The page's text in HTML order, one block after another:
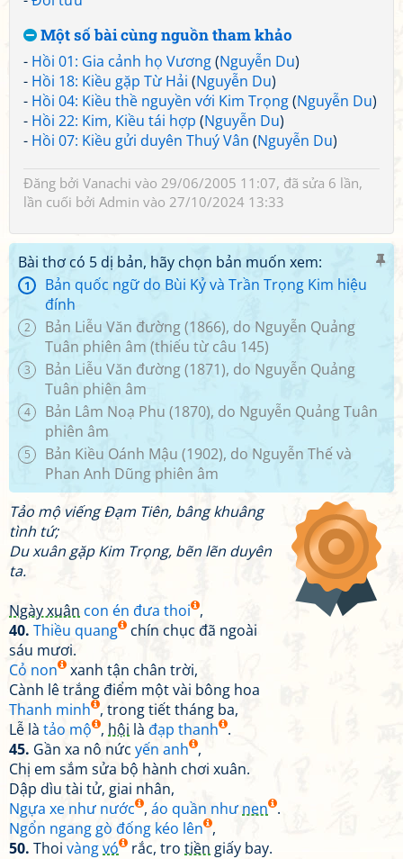
Một số bài cùng nguồn tham khảo
- Hồi 01: Gia cảnh họ Vương(Nguyễn Du)
- Hồi 18: Kiều gặp Từ Hải (Nguyễn Du)
- Hồi 04: Kiều thề nguyền với Kim Trọng(Nguyễn Du)
- Hồi 22: Kim, Kiều tái hợp (Nguyễn Du)
- Hồi 07: Kiều gửi duyên Thuý Vân (Nguyễn Du)
Đăng bởi Vanachi vào 29/06/2005 11:07, đã sửa 6 lần,
lần cuối bởi Admin vào 27/10/2024 13:33
Bài thơ có 5 dị bản, hãy chọn bản muốn xem:
1
Bản quốc ngữ do Bùi Kỷ và Trần Trọng Kim hiệu
đính
2
Bản Liễu Văn đường (1866), do Nguyễn Quảng
Tuân phiên âm (thiếu từ câu 145)
3
Bản Liễu Văn đường (1871), do Nguyễn Quảng
Tuân phiên âm
4
Bản Lâm Noạ Phu (1870), do Nguyễn Quảng Tuân
phiên âm
5
Bản Kiều Oánh Mậu (1902), do Nguyễn Thế và
Phan Anh Dũng phiên âm
Tảo mộ viếng Đạm Tiên, bâng khuâng
tình tứ;
Du xuân gặp Kim Trọng, bẽn lẽn duyên
ta.
Ngày xuân con én đưa thoi ,
40. Thiều quang
chín chục đã ngoài
sáu mươi.
Cỏ non
xanh tận chân trời,
Cành lê trắng điểm một vài bông hoa
Thanh minh , trong tiết tháng ba,
Lễ là tảo mộ , hội là đạp thanh .
45. Gần xa nô nức yến anh ,
Chị em sắm sửa bộ hành chơi xuân.
Dập dìu tài tử, giai nhân,
Ngựa xe như nước , áo quần như nen .
Ngổn ngang gò đống kéo lên ,
50. Thoi vàngvó rắc, tro tiền giấy bay.